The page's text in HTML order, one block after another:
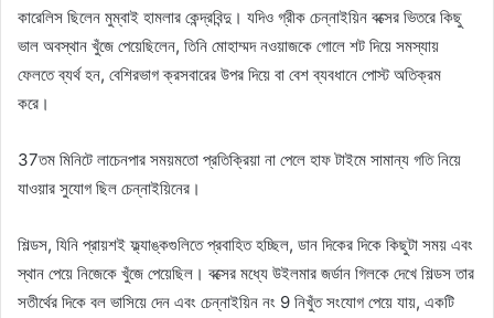
কারেলিস ছিলেন মুম্বাই হামলার কেন্দ্রবিন্দু। যদিও গ্রীক চেন্নাইয়িন বক্সের ভিতরে কিছু
ভাল অবস্থান খুঁজে পেয়েছিলেন, তিনি মোহাম্মদ নওয়াজকে গোলে শট দিয়ে সমস্যায়
ফেলতে ব্যর্থ হন, বেশিরভাগ ক্রসবারের উপর দিয়ে বা বেশ ব্যবধানে পোস্ট অতিক্রম
করে।
37তম মিনিটে লাচেনপার সময়মতো প্রতিক্রিয়া না পেলে হাফ টাইমে সামান্য গতি নিয়ে
যাওয়ার সুযোগ ছিল চেন্নাইয়িনের।
শিল্ডস, যিনি প্রায়শই ফ্ল্যাঙ্কগুলিতে প্রবাহিত হচ্ছিল, ডান দিকের দিকে কিছুটা সময় এবং
স্থান পেয়ে নিজেকে খুঁজে পেয়েছিল। বক্সের মধ্যে উইলমার জর্ডান গিলকে দেখে শিল্ডস তার
সতীর্থের দিকে বল ভাসিয়ে দেন এবং চেন্নাইয়িন নং 9 নিখুঁত সংযোগ পেয়ে যায়, একটি